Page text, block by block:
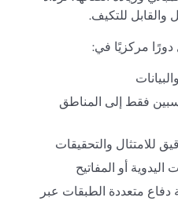
والقابل للتكيف.
مركزيًا في:
فقط إلى المناطق
للامتثال والتحقيقات
اليدوية أو المفاتيح
متعددة الطبقات عبر